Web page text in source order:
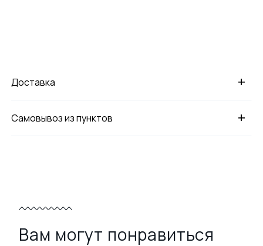
+
Доставка
+
Самовывоз из пунктов
Вам могут понравиться